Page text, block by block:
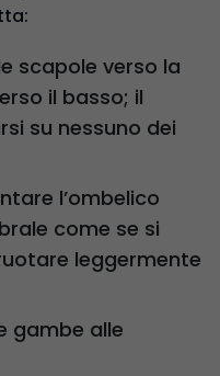
scapole verso la
il basso; il
su nessuno dei
l’ombelico
come se si
leggermente
gambe alle